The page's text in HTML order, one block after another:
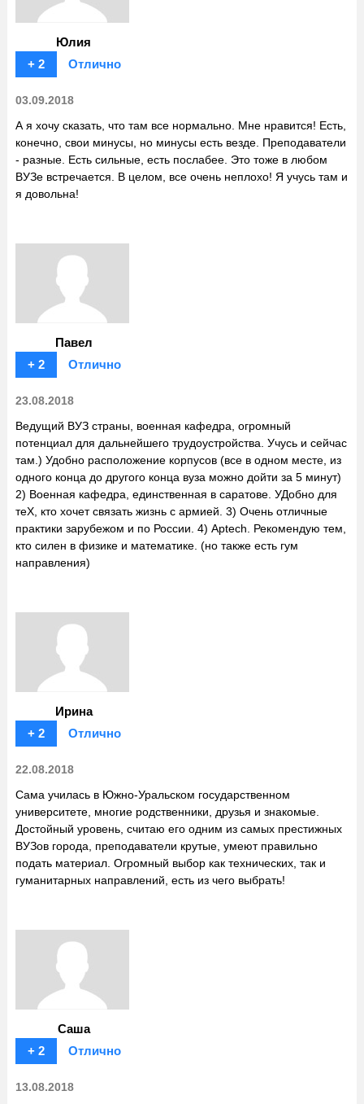
Юлия
+ 2
Отлично
03.09.2018
А я хочу сказать, что там все нормально. Мне нравится! Есть,
конечно, свои минусы, но минусы есть везде. Преподаватели
- разные. Есть сильные, есть послабее. Это тоже в любом
ВУЗе встречается. В целом, все очень неплохо! Я учусь там и
я довольна!
Павел
+ 2
Отлично
23.08.2018
Ведущий ВУЗ страны, военная кафедра, огромный
потенциал для дальнейшего трудоустройства. Учусь и сейчас
там.) Удобно расположение корпусов (все в одном месте, из
одного конца до другого конца вуза можно дойти за 5 минут)
2) Военная кафедра, единственная в саратове. УДобно для
теХ, кто хочет связать жизнь с армией. 3) Очень отличные
практики зарубежом и по России. 4) Aptech. Рекомендую тем,
кто силен в физике и математике. (но также есть гум
направления)
Ирина
+ 2
Отлично
22.08.2018
Сама училась в Южно-Уральском государственном
университете, многие родственники, друзья и знакомые.
Достойный уровень, считаю его одним из самых престижных
ВУЗов города, преподаватели крутые, умеют правильно
подать материал. Огромный выбор как технических, так и
гуманитарных направлений, есть из чего выбрать!
Саша
+ 2
Отлично
13.08.2018